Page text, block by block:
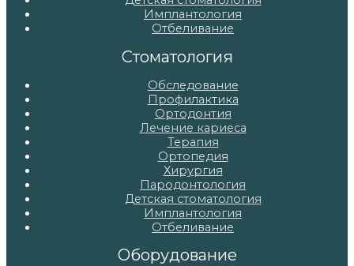
Имплантология
Отбеливание
Стоматология
Обследование
Профилактика
Ортодонтия
Лечение кариеса
Терапия
Ортопедия
Хирургия
Пародонтология
Детская стоматология
Имплантология
Отбеливание
Оборудование